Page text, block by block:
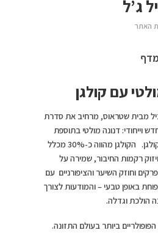
ג’ל
האתר
עם קולגן
מבית שטראוס, מרחיב את סדרת
וייחודי: דנונה מולטי בתוספת
קולגן. בכל גביע – 3 גרם קולגן. הקולגן מהווה כ-30% מכלל
רקמות החיבור, שמירה על
וחוזק השיער והציפורניים עם
באופן טבעי – והמודעות לצורך
הולכת וגדלה.
ביותר בעולם התזונה.